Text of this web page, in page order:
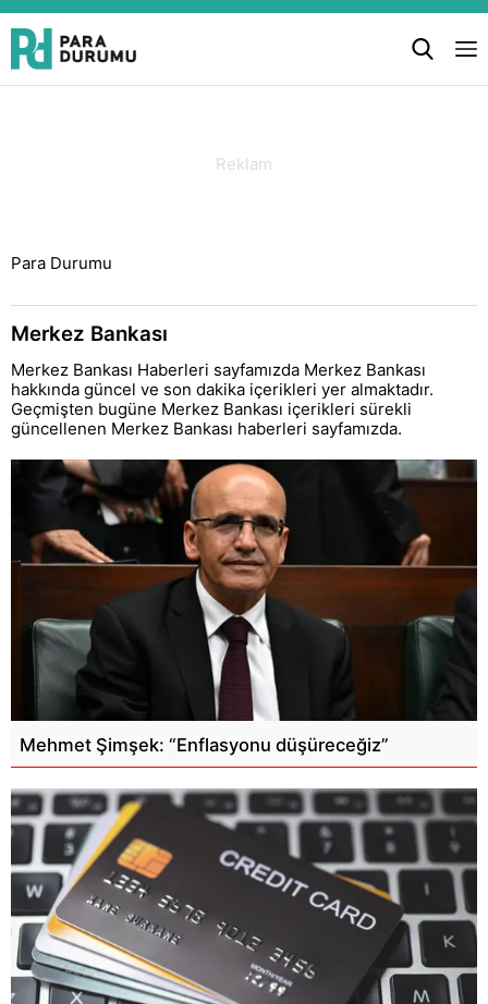
Para Durumu
Merkez Bankası
Merkez Bankası Haberleri sayfamızda Merkez Bankası
hakkında güncel ve son dakika içerikleri yer almaktadır.
Geçmişten bugüne Merkez Bankası içerikleri sürekli
güncellenen Merkez Bankası haberleri sayfamızda.
Mehmet Şimşek: “Enflasyonu düşüreceğiz”